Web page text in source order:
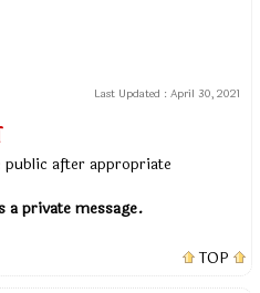
Last Updated : April 30, 2021
after appropriate
a private message.
TOP